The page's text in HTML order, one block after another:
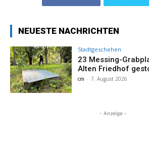
NEUESTE NACHRICHTEN
Stadtgeschehen
23 Messing-
Alten Friedhof
cm - 7. August 2026
- Anzeige -